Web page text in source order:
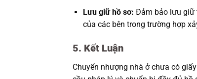
Lưu giữ hồ sơ: Đảm bảo lưu giữ
của các bên trong trường hợp
5. Kết Luận
Chuyển nhượng nhà ở chưa có